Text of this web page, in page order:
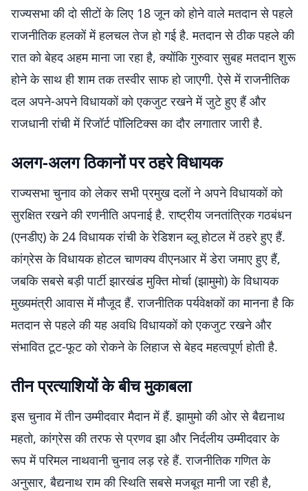
राज्यसभा की दो सीटों के लिए 18 जून को होने वाले मतदान से पहले
राजनीतिक हलकों में हलचल तेज हो गई है. मतदान से ठीक पहले की
रात को बेहद अहम माना जा रहा है, क्योंकि गुरुवार सुबह मतदान शुरू
होने के साथ ही शाम तक तस्वीर साफ हो जाएगी. ऐसे में राजनीतिक
दल अपने-अपने विधायकों को एकजुट रखने में जुटे हुए हैं और
राजधानी रांची में रिजॉर्ट पॉलिटिक्स का दौर लगातार जारी है.
अलग-अलग ठिकानों पर ठहरे विधायक
राज्यसभा चुनाव को लेकर सभी प्रमुख दलों ने अपने विधायकों को
सुरक्षित रखने की रणनीति अपनाई है. राष्ट्रीय जनतांत्रिक गठबंधन
(एनडीए) के 24 विधायक रांची के रेडिशन ब्लू होटल में ठहरे हुए हैं.
कांग्रेस के विधायक होटल चाणक्य वीएनआर में डेरा जमाए हुए हैं,
जबकि सबसे बड़ी पार्टी झारखंड मुक्ति मोर्चा (झामुमो) के विधायक
मुख्यमंत्री आवास में मौजूद हैं. राजनीतिक पर्यवेक्षकों का मानना है कि
मतदान से पहले की यह अवधि विधायकों को एकजुट रखने और
संभावित टूट-फूट को रोकने के लिहाज से बेहद महत्वपूर्ण होती है.
तीन प्रत्याशियों के बीच मुकाबला
इस चुनाव में तीन उम्मीदवार मैदान में हैं. झामुमो की ओर से बैद्यनाथ
महतो, कांग्रेस की तरफ से प्रणव झा और निर्दलीय उम्मीदवार के
रूप में परिमल नाथवानी चुनाव लड़ रहे हैं. राजनीतिक गणित के
अनुसार, बैद्यनाथ राम की स्थिति सबसे मजबूत मानी जा रही है,